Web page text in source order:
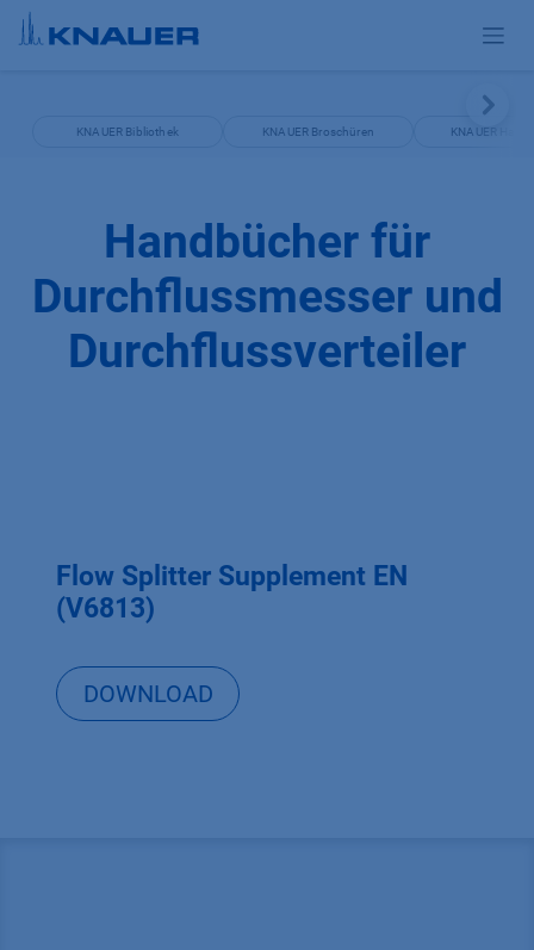
Zum Inhalt springen
KNAUER Bibliothek KNAUER Broschüren KNAUER
Handbücher für
Durchflussmesser und
Durchflussverteiler
Flow Splitter Supplement EN
(V6813)
DOWNLOAD